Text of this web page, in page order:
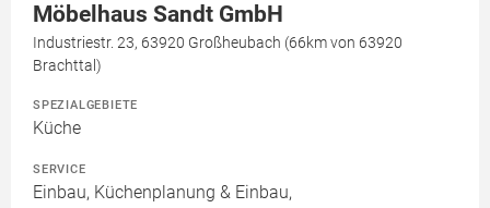
Möbelhaus Sandt GmbH
Industriestr. 23, 63920 Großheubach (66km von 63920
Brachttal)
SPEZIALGEBIETE
Küche
SERVICE
Einbau, Küchenplanung & Einbau,